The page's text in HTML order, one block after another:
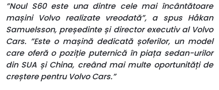
”Noul S60 este una dintre cele mai încântătoare
mașini Volvo realizate vreodată”, a spus Håkan
Samuelsson, președinte și director executiv al Volvo
Cars. ”Este o mașină dedicată șoferilor, un model
care oferă o poziție puternică în piața sedan-urilor
din SUA și China, creând mai multe oportunități de
creștere pentru Volvo Cars.”